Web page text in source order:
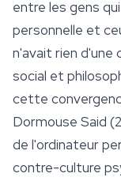
entre les gens
personnelle et
n'avait rien d'une
social et
cette
Dormouse Said
de l'ordinateur
contre-culture